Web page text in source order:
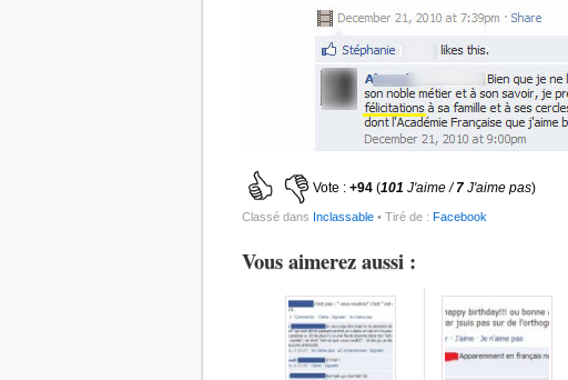
Vote : +94 (101 J'aime /7 J'aime pas)
Classé dans Inclassable • Tiré de : Facebook
Vous aimerez aussi :